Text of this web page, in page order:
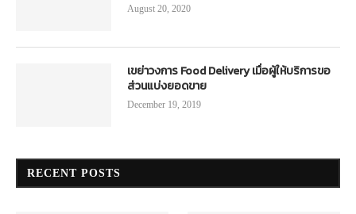
August 20, 2020
เขย่าวงการ Food Delivery เมื่อผู้ให้บริการขอ
ส่วนแบ่งยอดขาย
December 19, 2019
RECENT POSTS